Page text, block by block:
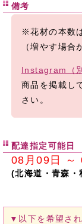
備考
※花材の本数
（増やす場合
Instagram（
商品を掲載し
さい。
配達指定可能日
08月09日 ～
(北海道・青森・
▼以下を希望さ